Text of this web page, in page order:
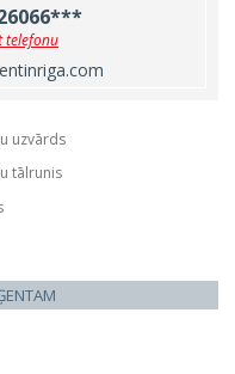
telefonu